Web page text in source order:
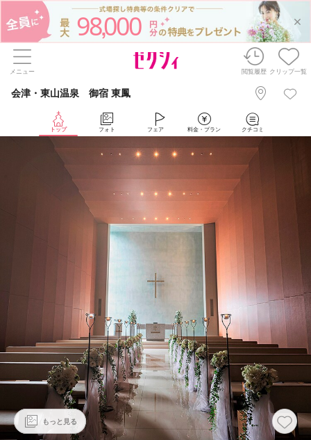
98,000
メニュー 閲覧履歴 クリップ一覧
会津・東山温泉 御宿 東鳳
トップ フォト フェア 料金・プラン クチコミ
もっと見る